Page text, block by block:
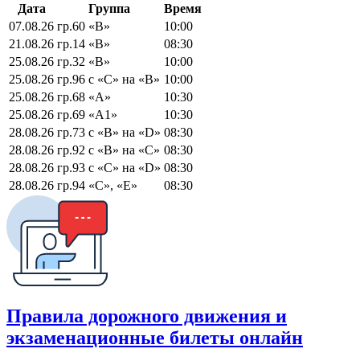
Дата Группа
Время
07.08.26 гр.60 «В»
10:00
21.08.26 гр.14 «В»
08:30
25.08.26 гр.32 «В»
10:00
25.08.26 гр.96 c «C» на «В» 10:00
25.08.26 гр.68 «А»
10:30
25.08.26 гр.69 «А1»
10:30
28.08.26 гр.73 с «В» на «D» 08:30
28.08.26 гр.92 с «В» на «C» 08:30
28.08.26 гр.93 с «C» на «D» 08:30
28.08.26 гр.94 «С», «Е» 08:30
Правила дорожного движения и
экзаменационные билеты онлайн